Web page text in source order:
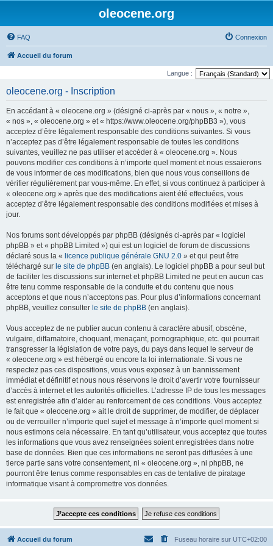
oleocene.org
FAQ Connexion
Accueil du forum
Langue :
oleocene.org - Inscription
En accédant à « oleocene.org » (désigné ci-après par « nous », « notre »,
« nos », « oleocene.org » et « https://www.oleocene.org/phpBB3 »), vous
acceptez d’être légalement responsable des conditions suivantes. Si vous
n’acceptez pas d’être légalement responsable de toutes les conditions
suivantes, veuillez ne pas utiliser et accéder à « oleocene.org ». Nous
pouvons modifier ces conditions à n’importe quel moment et nous essaierons
de vous informer de ces modifications, bien que nous vous conseillons de
vérifier régulièrement par vous-même. En effet, si vous continuez à participer à
« oleocene.org » après que des modifications aient été effectuées, vous
acceptez d’être légalement responsable des conditions modifiées et mises à
jour.
Nos forums sont développés par phpBB (désignés ci-après par « logiciel
phpBB » et « phpBB Limited ») qui est un logiciel de forum de discussions
déclaré sous la « licence publique générale GNU 2.0 » et qui peut être
téléchargé sur le site de phpBB (en anglais). Le logiciel phpBB a pour seul but
de faciliter les discussions sur internet et phpBB Limited ne peut en aucun cas
être tenu comme responsable de la conduite et du contenu que nous
acceptons et que nous n’acceptons pas. Pour plus d’informations concernant
phpBB, veuillez consulter le site de phpBB (en anglais).
Vous acceptez de ne publier aucun contenu à caractère abusif, obscène,
vulgaire, diffamatoire, choquant, menaçant, pornographique, etc. qui pourrait
transgresser la législation de votre pays, du pays dans lequel le serveur de
« oleocene.org » est hébergé ou encore la loi internationale. Si vous ne
respectez pas ces dispositions, vous vous exposez à un bannissement
immédiat et définitif et nous nous réservons le droit d’avertir votre fournisseur
d’accès à internet et les autorités officielles. L’adresse IP de tous les messages
est enregistrée afin d’aider au renforcement de ces conditions. Vous acceptez
le fait que « oleocene.org » ait le droit de supprimer, de modifier, de déplacer
ou de verrouiller n’importe quel sujet et message à n’importe quel moment si
nous estimons cela nécessaire. En tant qu’utilisateur, vous acceptez que toutes
les informations que vous avez renseignées soient enregistrées dans notre
base de données. Bien que ces informations ne seront pas diffusées à une
tierce partie sans votre consentement, ni « oleocene.org », ni phpBB, ne
pourront être tenus comme responsables en cas de tentative de piratage
informatique visant à compromettre vos données.
Accueil du forum Fuseau horaire sur UTC+02:00